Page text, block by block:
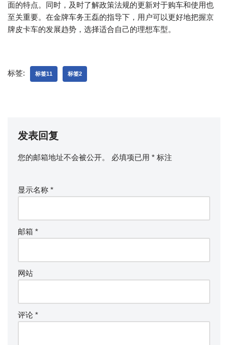
面的特点。同时，及时了解政策法规的更新对于购车和使用也
至关重要。在金牌车务王磊的指导下，用户可以更好地把握京
牌皮卡车的发展趋势，选择适合自己的理想车型。
标签: 标签11 标签2
发表回复
您的邮箱地址不会被公开。 必填项已用 * 标注
显示名称 *
邮箱 *
网站
评论 *